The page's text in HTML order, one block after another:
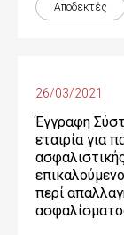
Αποδεκτές
26/03/2021
Έγγραφη
εταιρία για
περί